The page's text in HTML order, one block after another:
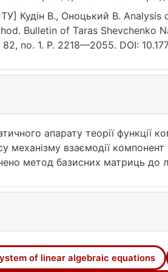
Кудін В., Оноцький В.
Bulletin of Taras Shevchenko
82, no. 1. P. 2218—2055. DOI:
апарату теорії функції
взаємодії
метод базисних матриць до
моделі. Проведено
процедури.
природи в контексті
й обчислювальні
лінійної алгебри.
й обчислювальні процедури
of linear algebraic equations